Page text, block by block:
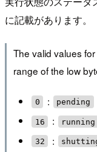
に記載があります。
The valid values
range of the low
0 : pending
16 : running
32 :